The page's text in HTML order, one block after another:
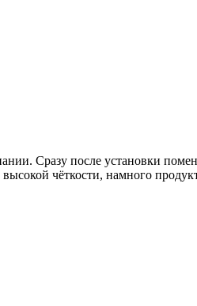
Сразу после установки
чёткости, намного